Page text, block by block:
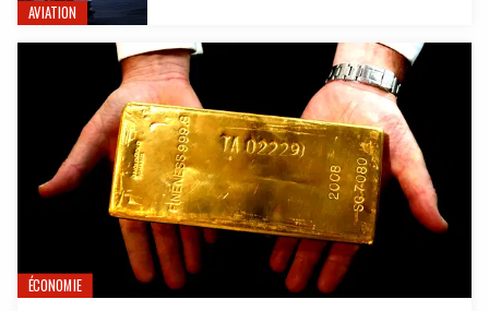
AVIATION
ÉCONOMIE